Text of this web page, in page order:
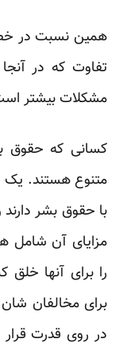
همین نسبت در
تفاوت که در
مشکلات بیشتر
کسانی که حقوق
متنوع هستند. یک
با حقوق بشر
مزایای آن شامل
را برای آنها
برای مخالفان شان
در روی قدرت قرار